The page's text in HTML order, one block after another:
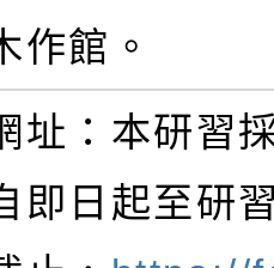
作館。
址：本研習
即日起至研